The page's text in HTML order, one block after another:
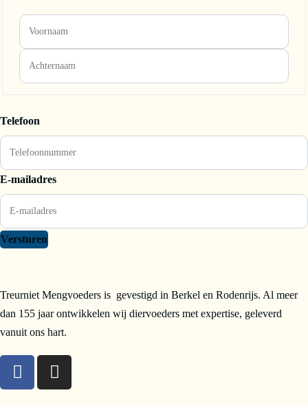
Telefoon
E-mailadres
Versturen
Treurniet Mengvoeders is gevestigd in Berkel en Rodenrijs. Al meer
dan 155 jaar ontwikkelen wij diervoeders met expertise, geleverd
vanuit ons hart.